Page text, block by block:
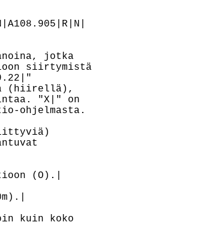
jotka
siirtymistä
(hiirellä),
"X|" on
ohjelmasta.
(O).|
kuin koko